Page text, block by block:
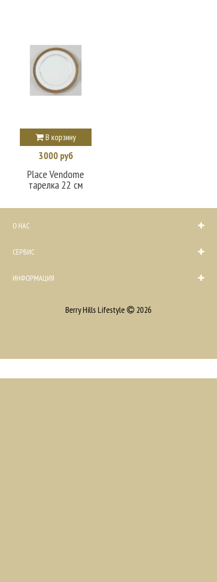
В корзину
3000 руб
Place Vendome
тарелка 22 см
О НАС
СЕРВИС
ИНФОРМАЦИЯ
Berry Hills Lifestyle 2026